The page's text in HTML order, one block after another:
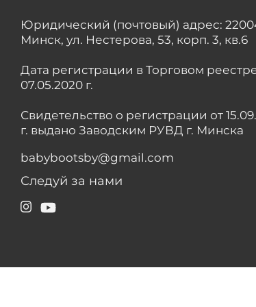
Юридический (почтовый) адрес:
Минск, ул. Нестерова, 53, корп. 3, кв.6
Дата регистрации в Торговом
07.05.2020 г.
Свидетельство о регистрации от
г. выдано Заводским РУВД г. Минска
babybootsby@gmail.com
Следуй за нами
Instagram
YouTube